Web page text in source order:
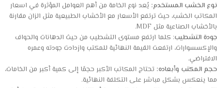
نوع الخشب المستخدم: يُعد نوع الخامة من أهم العوامل المؤثرة في اسعار
المكاتب الخشب، حيث ترتفع الأسعار مع الأخشاب الطبيعية مثل الزان مقارنة
بالأخشاب الصناعية مثل MDF.
جودة التشطيب: كلما ارتفع مستوى التشطيب من حيث الدهانات والحواف
والإكسسوارات، ارتفعت القيمة النهائية للمكتب وازدادت جودته وعمره
الافتراضي.
حجم المكتب وأبعاده: تحتاج المكاتب الأكبر حجمًا إلى كمية أكبر من الخامات،
مما ينعكس بشكل مباشر على التكلفة النهائية.